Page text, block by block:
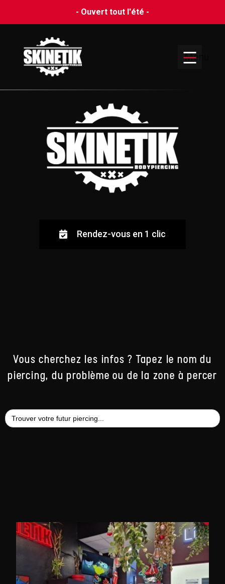
- Ouvert tout l'été -
Menu
Rendez-vous en 1 clic
Vous cherchez les infos ? Tapez le nom du
piercing, du problème ou de la zone à percer
Search
for: